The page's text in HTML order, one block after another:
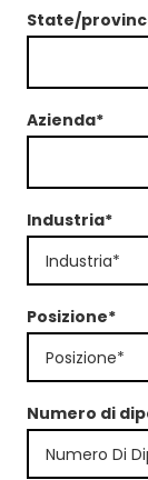
State/
Azienda*
Industria*
Industria*
Posizione*
Posizione*
Numero di
Numero Di